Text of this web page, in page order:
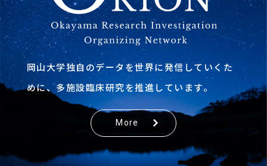
岡山大学独自のデータを世界に発信していくた
めに、多施設臨床研究を推進しています。
More